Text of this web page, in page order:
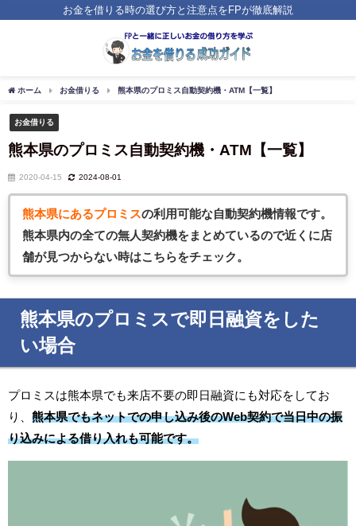
お金を借りる時の選び方と注意点をFPが徹底解説
ホーム お金借りる 熊本県のプロミス自動契約機・ATM【一覧】
お金借りる
熊本県のプロミス自動契約機・ATM【一覧】
2020-04-15 2024-08-01
熊本県にあるプロミスの利用可能な自動契約機情報です。
熊本県内の全ての無人契約機をまとめているので近くに店
舗が見つからない時はこちらをチェック。
熊本県のプロミスで即日融資をした
い場合
プロミスは熊本県でも来店不要の即日融資にも対応をしてお
り、 熊本県でもネットでの申し込み後のWeb契約で当日中の振
り込みによる借り入れも可能です。